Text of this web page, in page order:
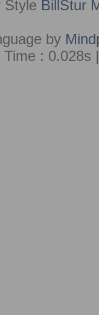
Style BillStur
by
Time : 0.028s